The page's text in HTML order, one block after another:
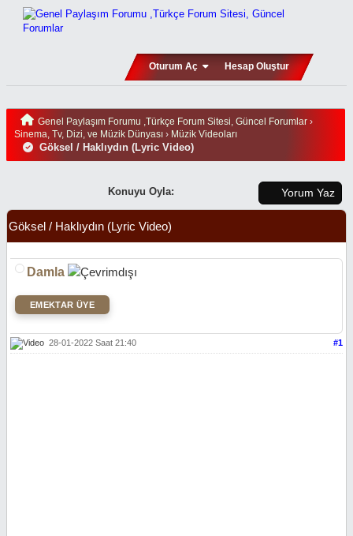
Oturum Aç Hesap Oluştur
Genel Paylaşım Forumu ,Türkçe Forum Sitesi, Güncel Forumlar ›
Sinema, Tv, Dizi, ve Müzik Dünyası › Müzik Videoları
Göksel / Haklıydın (Lyric Video)
Yorum Yaz
Konuyu Oyla:
Göksel / Haklıydın (Lyric Video)
Damla
EMEKTAR ÜYE
#1
28-01-2022 Saat 21:40